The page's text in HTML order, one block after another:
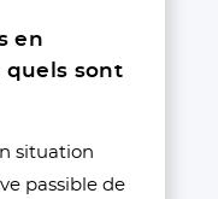
en
quels sont
situation
passible de